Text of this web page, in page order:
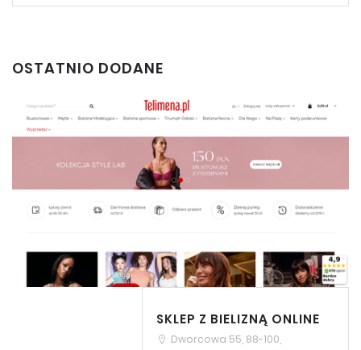
OSTATNIO DODANE
SKLEP Z BIELIZNĄ ONLINE
Dworcowa 55, 88-100,